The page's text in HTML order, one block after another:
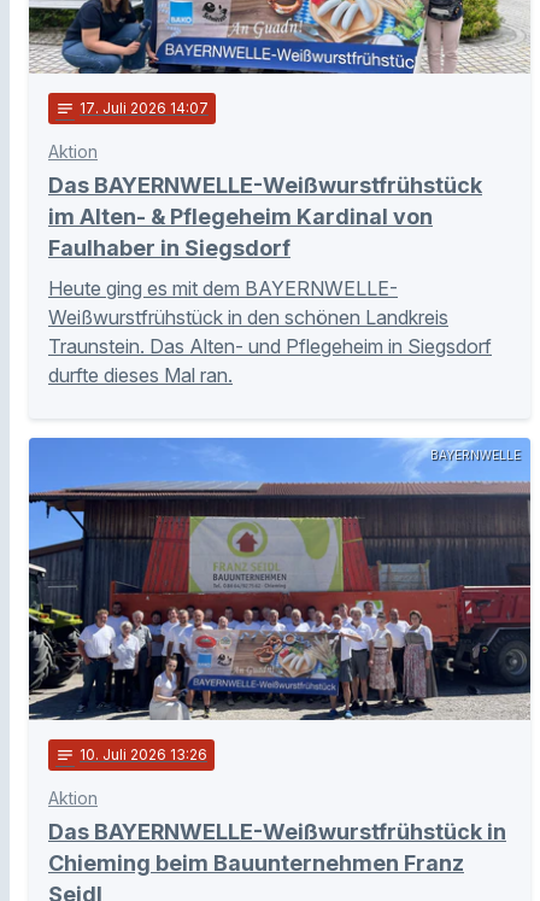
notes 17. Juli 2026 14:07
Aktion
Das BAYERNWELLE-Weißwurstfrühstück
im Alten- & Pflegeheim Kardinal von
Faulhaber in Siegsdorf
Heute ging es mit dem BAYERNWELLE-
Weißwurstfrühstück in den schönen Landkreis
Traunstein. Das Alten- und Pflegeheim in Siegsdorf
durfte dieses Mal ran.
BAYERNWELLE
notes 10. Juli 2026 13:26
Aktion
Das BAYERNWELLE-Weißwurstfrühstück in
Chieming beim Bauunternehmen Franz
Seidl